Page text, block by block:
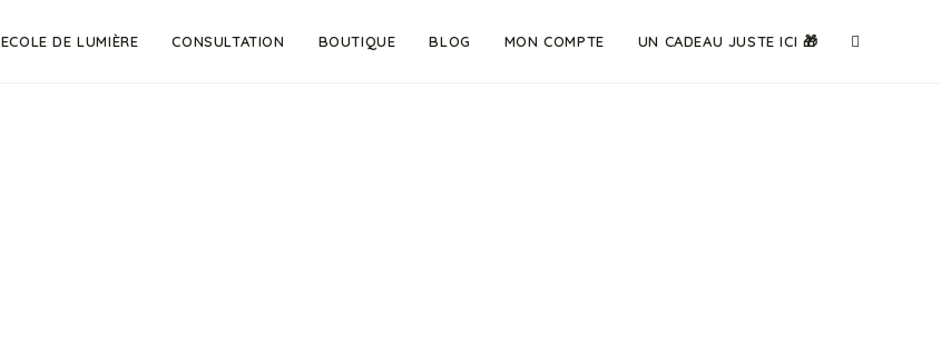
ECOLE DE LUMIÈRE CONSULTATION BOUTIQUE BLOG MON COMPTE UN CADEAU JUSTE ICI 🎁